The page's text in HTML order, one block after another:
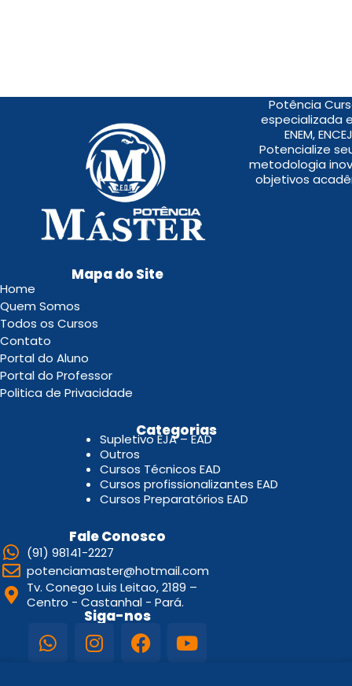
Potência
especializada
ENEM,
Potencialize
metodologia
objetivos
Mapa do Site
Home
Quem Somos
Todos os Cursos
Contato
Portal do Aluno
Portal do Professor
Politica de Privacidade
Categorias
Supletivo EJA – EAD
Outros
Cursos Técnicos EAD
Cursos profissionalizantes EAD
Cursos Preparatórios EAD
Fale Conosco
(91) 98141-2227
potenciamaster@hotmail.com
Tv. Conego Luis Leitao, 2189 –
Centro - Castanhal - Pará.
Siga-nos